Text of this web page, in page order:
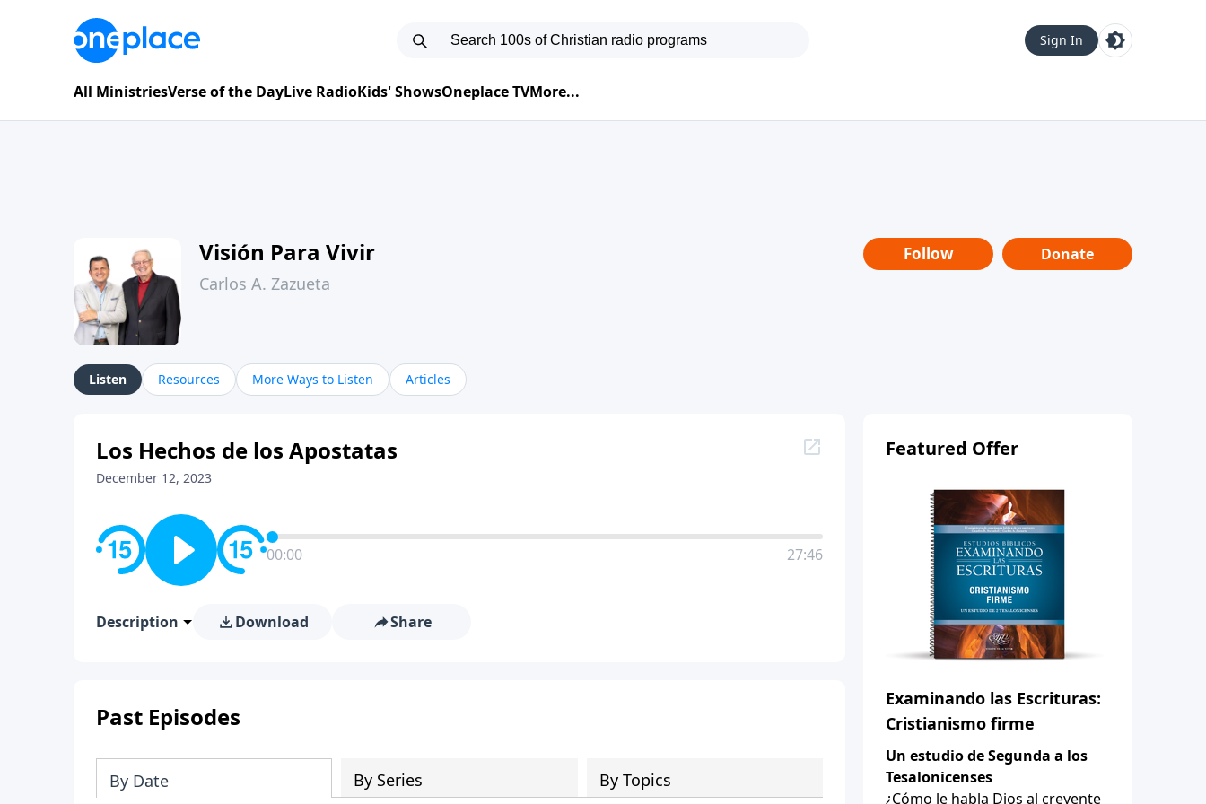
Sign In
All MinistriesVerse of the DayLive RadioKids' ShowsOneplace TVMore...
Visión Para Vivir
Carlos A. Zazueta
Follow Donate
Listen Resources More Ways to Listen Articles
Los Hechos de los Apostatas
December 12, 2023
00:00 27:46
Description Download Share
Past Episodes
By Date By Series By Topics
Featured Offer
Examinando las Escrituras:
Cristianismo firme
Un estudio de Segunda a los
Tesalonicenses
¿Cómo le habla Dios al creyente